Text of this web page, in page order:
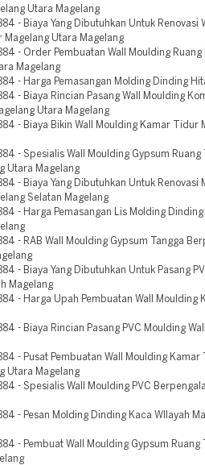
Utara Magelang
- Biaya Yang Dibutuhkan Untuk Renovasi
Magelang Utara Magelang
- Order Pembuatan Wall Moulding Ruang
Magelang
- Harga Pemasangan Molding Dinding
- Biaya Rincian Pasang Wall Moulding
Utara Magelang
- Biaya Bikin Wall Moulding Kamar Tidur
- Spesialis Wall Moulding Gypsum Ruang
Utara Magelang
- Biaya Yang Dibutuhkan Untuk Renovasi
Selatan Magelang
- Harga Pemasangan Lis Molding Dinding
- RAB Wall Moulding Gypsum Tangga
- Biaya Yang Dibutuhkan Untuk Pasang
Magelang
- Harga Upah Pembuatan Wall Moulding
- Biaya Rincian Pasang PVC Moulding
- Pusat Pembuatan Wall Moulding Kamar
Utara Magelang
- Spesialis Wall Moulding PVC
- Pesan Molding Dinding Kaca WIlayah
- Pembuat Wall Moulding Gypsum Ruang